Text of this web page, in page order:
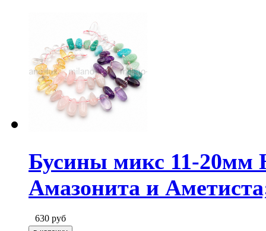
Бусины микс 11-20мм
Амазонита и
630 руб